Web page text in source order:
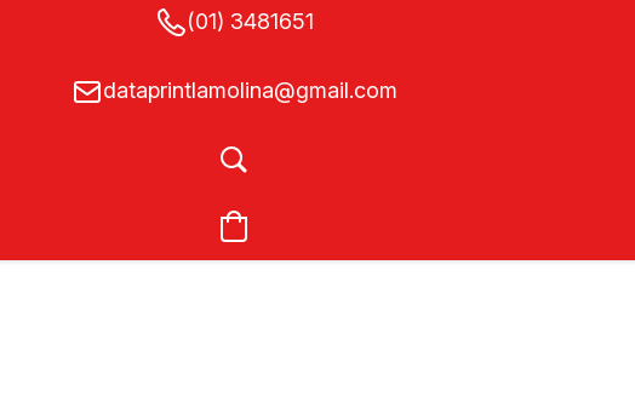
(01) 3481651
dataprintlamolina@gmail.com